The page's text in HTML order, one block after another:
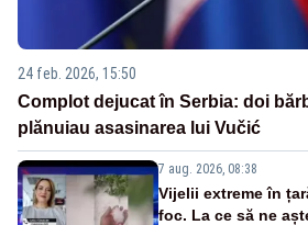
24 feb. 2026, 15:50
Complot dejucat în Serbia: doi
plănuiau asasinarea lui Vučić
7 aug. 2026, 08:38
Vijelii extreme în
foc. La ce să ne